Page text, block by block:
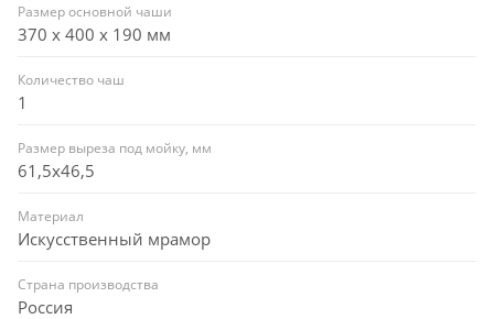
Размер основной чаши
370 х 400 х 190 мм
Количество чаш
1
Размер выреза под мойку, мм
61,5x46,5
Материал
Искусственный мрамор
Страна производства
Россия